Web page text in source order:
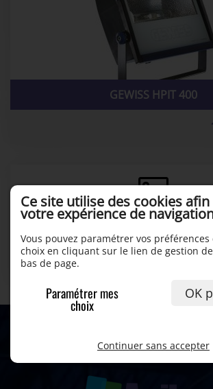
GEWISS HPIT 400
AXILUM - MÂT DESIGN
Ce site utilise des cookies afin
votre expérience de
Vous pouvez paramétrer vos
choix en cliquant sur le lien de gestion
bas de page.
Paramétrer mes
choix
OK
Continuer sans accepter